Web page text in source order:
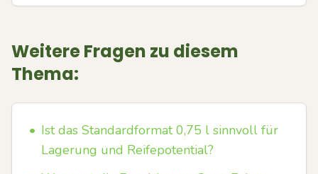
Weitere Fragen zu diesem
Thema:
• Ist das Standardformat 0,75 l sinnvoll für
Lagerung und Reifepotential?